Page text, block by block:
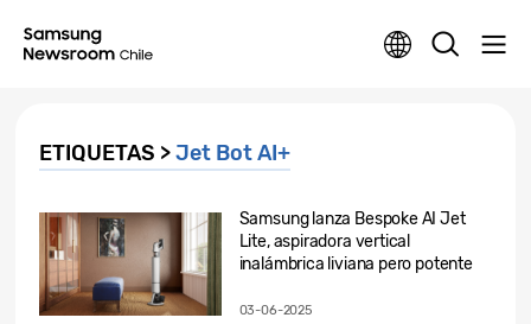
ETIQUETAS >Jet Bot AI+
Samsung lanza Bespoke AI Jet
Lite, aspiradora vertical
inalámbrica liviana pero potente
03-06-2025